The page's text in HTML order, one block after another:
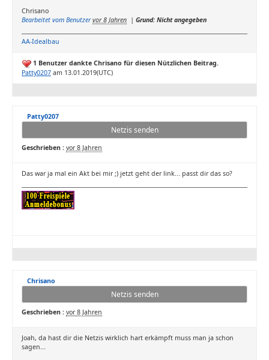
Chrisano
Bearbeitet vom Benutzer vor 8 Jahren | Grund: Nicht angegeben
AA-Idealbau
1 Benutzer dankte Chrisano für diesen Nützlichen Beitrag.
Patty0207 am 13.01.2019(UTC)
Patty0207
Netzis senden
Geschrieben : vor 8 Jahren
Das war ja mal ein Akt bei mir ;) jetzt geht der link... passt dir das so?
Chrisano
Netzis senden
Geschrieben : vor 8 Jahren
Joah, da hast dir die Netzis wirklich hart erkämpft muss man ja schon
sagen...